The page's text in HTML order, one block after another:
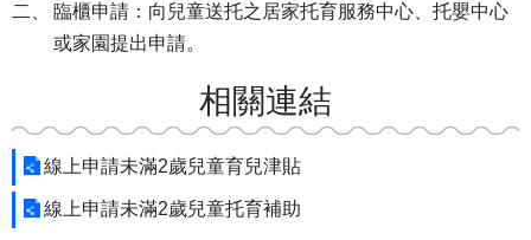
臨櫃申請：向兒童送托之居家托育服務中心、托嬰中心
或家園提出申請。
相關連結
線上申請未滿2歲兒童育兒津貼
線上申請未滿2歲兒童托育補助